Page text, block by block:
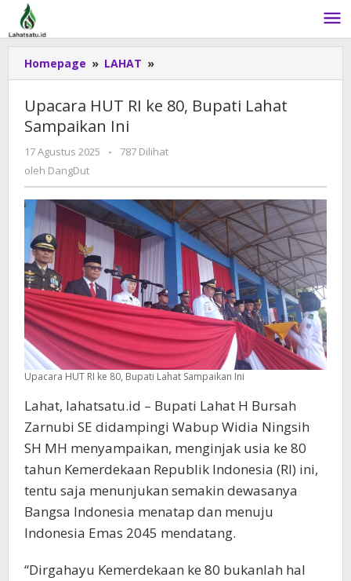
Lewati
konten
Homepage » LAHAT »
HUT
ke
Bupati
Upacara HUT RI ke 80, Bupati Lahat
Sampaikan Ini
17 Agustus 2025
oleh
-
787 Dilihat
oleh DangDut
Upacara HUT RI ke 80, Bupati Lahat Sampaikan Ini
Lahat, lahatsatu.id – Bupati Lahat H Bursah
Zarnubi SE didampingi Wabup Widia Ningsih
SH MH menyampaikan, menginjak usia ke 80
tahun Kemerdekaan Republik Indonesia (RI) ini,
tentu saja menunjukan semakin dewasanya
Bangsa Indonesia menatap dan menuju
Indonesia Emas 2045 mendatang.
“Dirgahayu Kemerdekaan ke 80 bukanlah hal